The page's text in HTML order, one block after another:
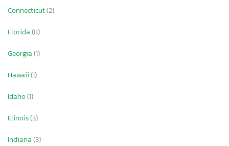
Connecticut(2)
Florida(8)
Georgia(1)
Hawaii(1)
Idaho(1)
Illinois(3)
Indiana(3)